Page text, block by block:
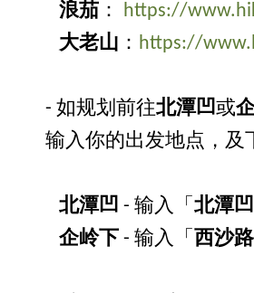
浪茄 ： https://
大老山 ： https://
- 如规划前往北潭凹或
输入你的出发地点，及
北潭凹 - 输入「 北潭凹
企岭下 - 输入「 西沙